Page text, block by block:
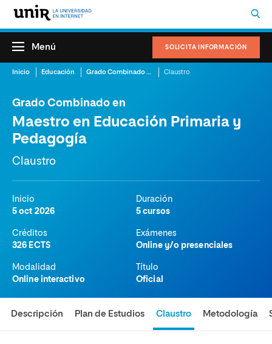
SOLICITA INFORMACIÓN
Menú
Inicio Educación Grado Combinado en Maestro en Educación Primaria y Pedagogía Claustro
Grado Combinado en
Maestro en Educación Primaria y
Pedagogía
Claustro
Inicio
5 oct 2026
Duración
5 cursos
Créditos
326 ECTS
Exámenes
Online y/o presenciales
Modalidad
Online interactivo
Título
Oficial
Descripción Plan de Estudios Claustro Metodología